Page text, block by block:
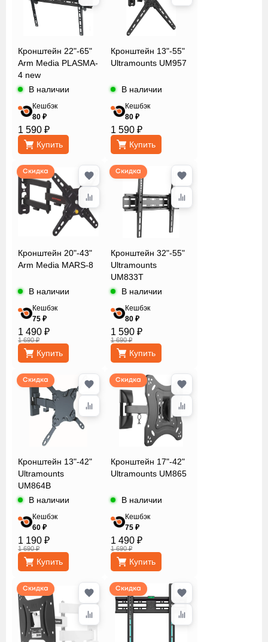
Кронштейн 22"-65"
Arm Media PLASMA-
4 new
В наличии
Кешбэк
80 ₽
1 590 ₽
Купить
Кронштейн 13"-55"
Ultramounts UM957
В наличии
Кешбэк
80 ₽
1 590 ₽
Купить
Скидка
Кронштейн 20"-43"
Arm Media MARS-8
В наличии
Кешбэк
75 ₽
1 490 ₽
1 690 ₽
Купить
Скидка
Кронштейн 32"-55"
Ultramounts
UM833T
В наличии
Кешбэк
80 ₽
1 590 ₽
1 690 ₽
Купить
Скидка
Кронштейн 13"-42"
Ultramounts
UM864B
В наличии
Кешбэк
60 ₽
1 190 ₽
1 690 ₽
Купить
Скидка
Кронштейн 17"-42"
Ultramounts UM865
В наличии
Кешбэк
75 ₽
1 490 ₽
1 690 ₽
Купить
Скидка Скидка